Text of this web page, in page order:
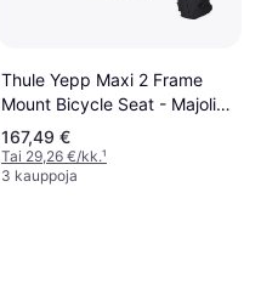
Thule Yepp Maxi 2 Frame
Mount Bicycle Seat - Majolica
Blue
167,49 €
Tai 29,26 €/kk.¹
3 kauppoja